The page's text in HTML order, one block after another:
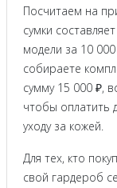
Посчитаем на
сумки
модели за 10
собираете
сумму 15 000 ₽,
чтобы оплатить
уходу за кожей.
Для тех, кто
свой гардероб